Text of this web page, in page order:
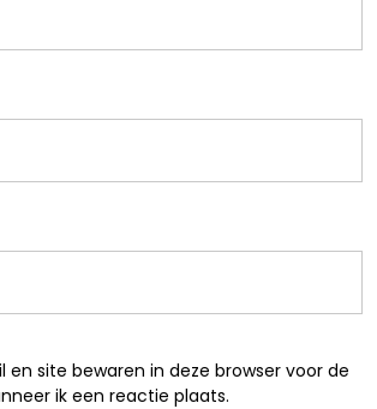
en site bewaren in deze browser voor de
ik een reactie plaats.